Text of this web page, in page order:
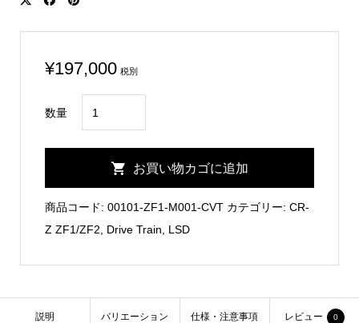
¥197,000 税別
数量
Z
ZF1/2
Carbon
LSD
お買い物カゴに追加
商品コード: 00101-ZF1-M001-CVT カテゴリー: CR-
Z ZF1/ZF2
Drive Train LSD
説明 バリエーション 仕様・注意事項 レビュー 0